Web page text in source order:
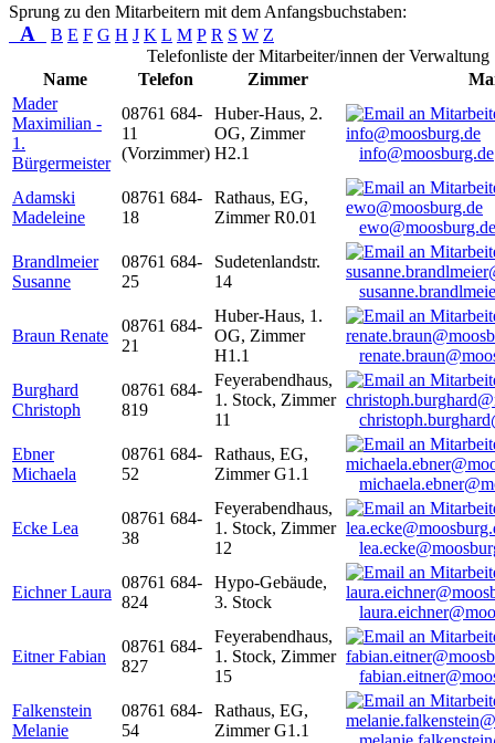
Sprung zu den Mitarbeitern mit dem Anfangsbuchstaben:
A B E F G H J K L M P R S W Z
Telefonliste der Mitarbeiter/innen der Verwaltung
Name
Telefon Zimmer
Mader
Maximilian -
1.
Bürgermeister
08761 684-
11
(Vorzimmer)
Huber-Haus, 2.
OG, Zimmer
H2.1
info@moosburg.de
Adamski
Madeleine
08761 684-
18
Rathaus, EG,
Zimmer R0.01
ewo@moosburg.de
Brandlmeier
Susanne
08761 684-
25
Sudetenlandstr.
14
Braun Renate
08761 684-
21
Huber-Haus, 1.
OG, Zimmer
H1.1
Burghard
Christoph
08761 684-
819
Feyerabendhaus,
1. Stock, Zimmer
11
Ebner
Michaela
08761 684-
52
Rathaus, EG,
Zimmer G1.1
Ecke Lea
08761 684-
38
Feyerabendhaus,
1. Stock, Zimmer
12
Eichner Laura
08761 684-
824
Hypo-Gebäude,
3. Stock
Eitner Fabian
08761 684-
827
Feyerabendhaus,
1. Stock, Zimmer
15
Falkenstein
Melanie
08761 684-
54
Rathaus, EG,
Zimmer G1.1